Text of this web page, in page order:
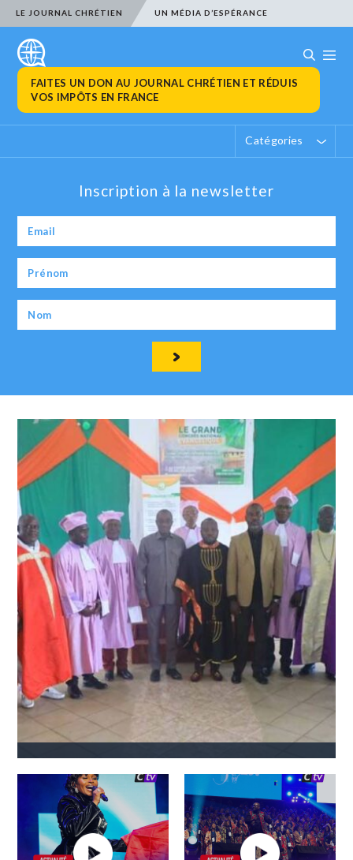
LE JOURNAL CHRÉTIEN UN MÉDIA D’ESPÉRANCE
FAITES UN DON AU JOURNAL CHRÉTIEN ET RÉDUIS
VOS IMPÔTS EN FRANCE
Catégories
Inscription à la newsletter